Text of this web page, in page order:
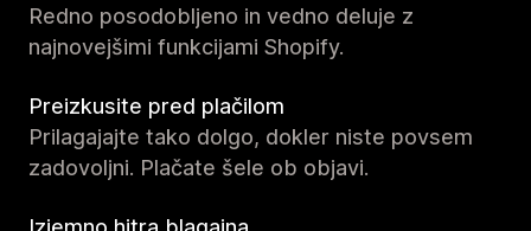
Redno posodobljeno in vedno deluje z
najnovejšimi funkcijami Shopify.
Preizkusite pred plačilom
Prilagajajte tako dolgo, dokler niste povsem
zadovoljni. Plačate šele ob objavi.